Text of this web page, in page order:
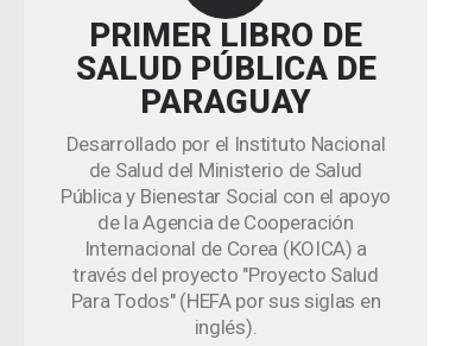
PRIMER LIBRO DE
SALUD PÚBLICA DE
PARAGUAY
Desarrollado por el Instituto Nacional
de Salud del Ministerio de Salud
Pública y Bienestar Social con el apoyo
de la Agencia de Cooperación
Internacional de Corea (KOICA) a
través del proyecto "Proyecto Salud
Para Todos" (HEFA por sus siglas en
inglés).